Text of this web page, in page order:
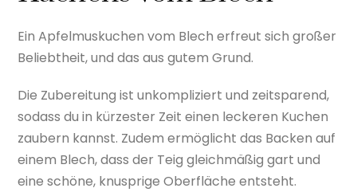
Ein Apfelmuskuchen vom Blech erfreut sich großer
Beliebtheit, und das aus gutem Grund.
Die Zubereitung ist unkompliziert und zeitsparend,
sodass du in kürzester Zeit einen leckeren Kuchen
zaubern kannst. Zudem ermöglicht das Backen auf
einem Blech, dass der Teig gleichmäßig gart und
eine schöne, knusprige Oberfläche entsteht.